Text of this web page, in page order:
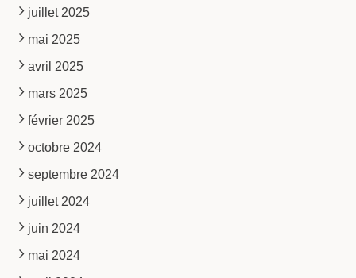
juillet 2025
mai 2025
avril 2025
mars 2025
février 2025
octobre 2024
septembre 2024
juillet 2024
juin 2024
mai 2024